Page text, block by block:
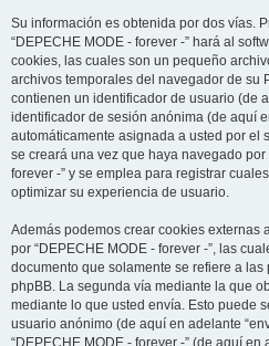
Su información es obtenida por dos vías.
“DEPECHE MODE - forever -” hará al
cookies, las cuales son un pequeño
archivos temporales del navegador de su
contienen un identificador de usuario (de
identificador de sesión anónima (de aquí
automáticamente asignada a usted por el
se creará una vez que haya navegado por
forever -” y se emplea para registrar
optimizar su experiencia de usuario.
Además podemos crear cookies externas
por “DEPECHE MODE - forever -”, las
documento que solamente se refiere a
phpBB. La segunda vía mediante la que
mediante lo que usted envía. Esto puede
usuario anónimo (de aquí en adelante
“DEPECHE MODE - forever -” (de aquí en